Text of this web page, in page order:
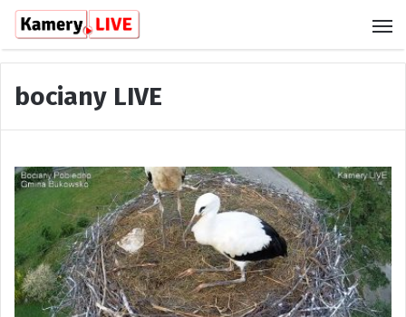
bociany LIVE